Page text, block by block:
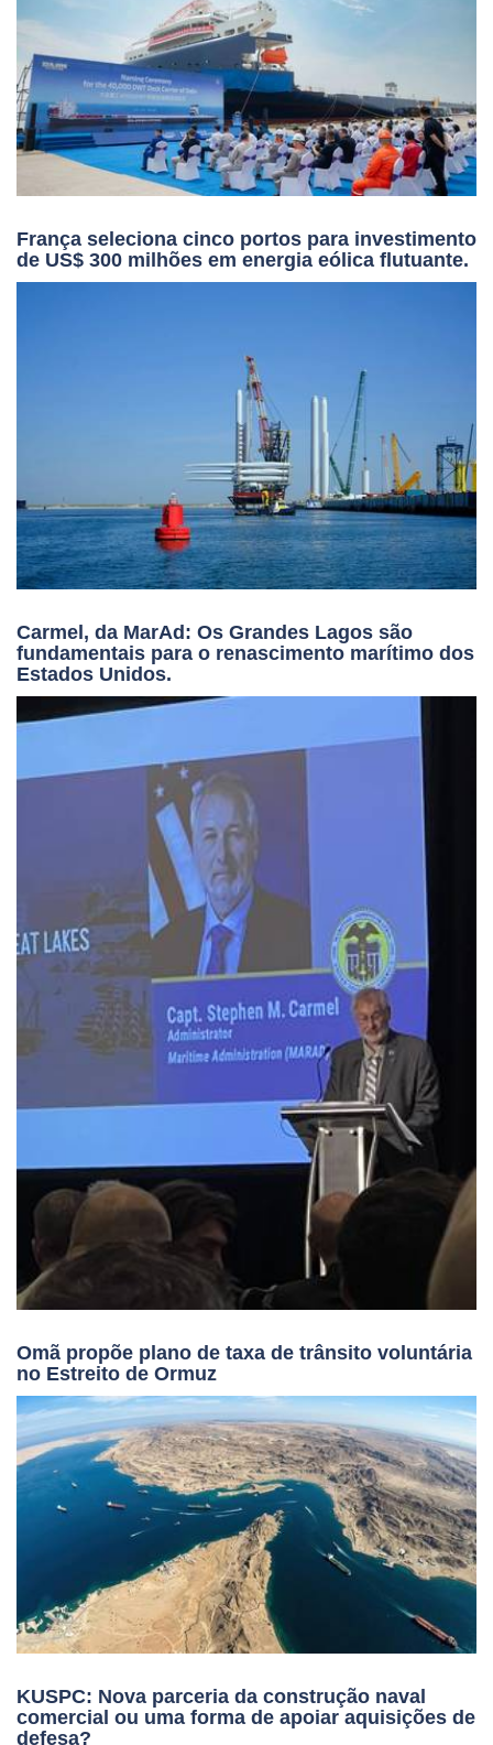
França seleciona cinco portos para investimento
de US$ 300 milhões em energia eólica flutuante.
Carmel, da MarAd: Os Grandes Lagos são
fundamentais para o renascimento marítimo dos
Estados Unidos.
Omã propõe plano de taxa de trânsito voluntária
no Estreito de Ormuz
KUSPC: Nova parceria da construção naval
comercial ou uma forma de apoiar aquisições de
defesa?